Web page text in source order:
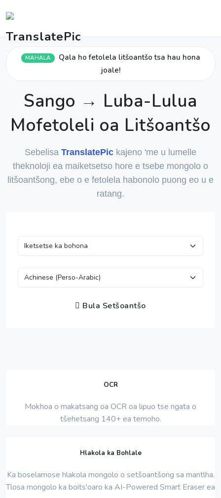
MAHALA
Qala ho fetolela litšoantšo tsa hau hona
joale!
Sango → Luba-Lulua
Mofetoleli oa Litšoantšo
Sebelisa TranslatePic kajeno 'me u lumelle
theknoloji ea maiketsetso hore e tsebe mongolo o
litšoantšong, ebe o e fetolela habonolo puong eo u e
ratang.
Bula Setšoantšo
OCR
Mokhoa o makatsang oa OCR oa lipuo tse ngata o
tšehetsang 140+ ea temoho.
Hlakola ka Bohlale
Ka boselamose hlakola mongolo o setšoantšong sa mantlha.
Tlosa mongolo ka boits'oaro ka AI-Powered Smart Eraser ea